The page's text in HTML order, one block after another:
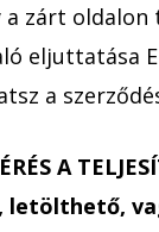
zárt oldalon
eljuttatása
a
A
letölthető,